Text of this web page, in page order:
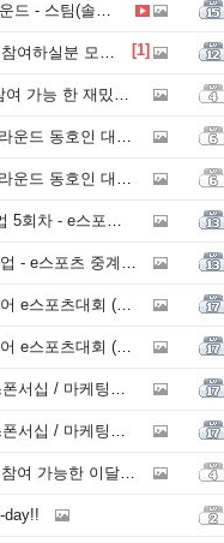
팀(솔로전) 대회
트 50분 현 150분 참석 [1]
재밌는 배그 대회★
안양 참가 신청 진행 중!
회 in 안양 참가 신청!
츠 대학 및 대학원
계 / 발로란트 e스포츠
포츠대회 (~10/30)
포츠대회 (~10/30)
교육생 모집 (~10/18)
교육생 모집 (~10/17)
한 이달의 Fun-매치
day!!